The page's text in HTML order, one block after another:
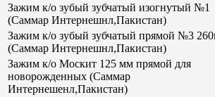
Зажим к/о зубый зубчатый изогнутый №1
(Саммар Интернешнл,Пакистан)
Зажим к/о зубый зубчатый прямой №3
(Саммар Интернешнл,Пакистан)
Зажим к/о Москит 125 мм прямой для
новорожденных (Саммар
Интернешенл,Пакистан)